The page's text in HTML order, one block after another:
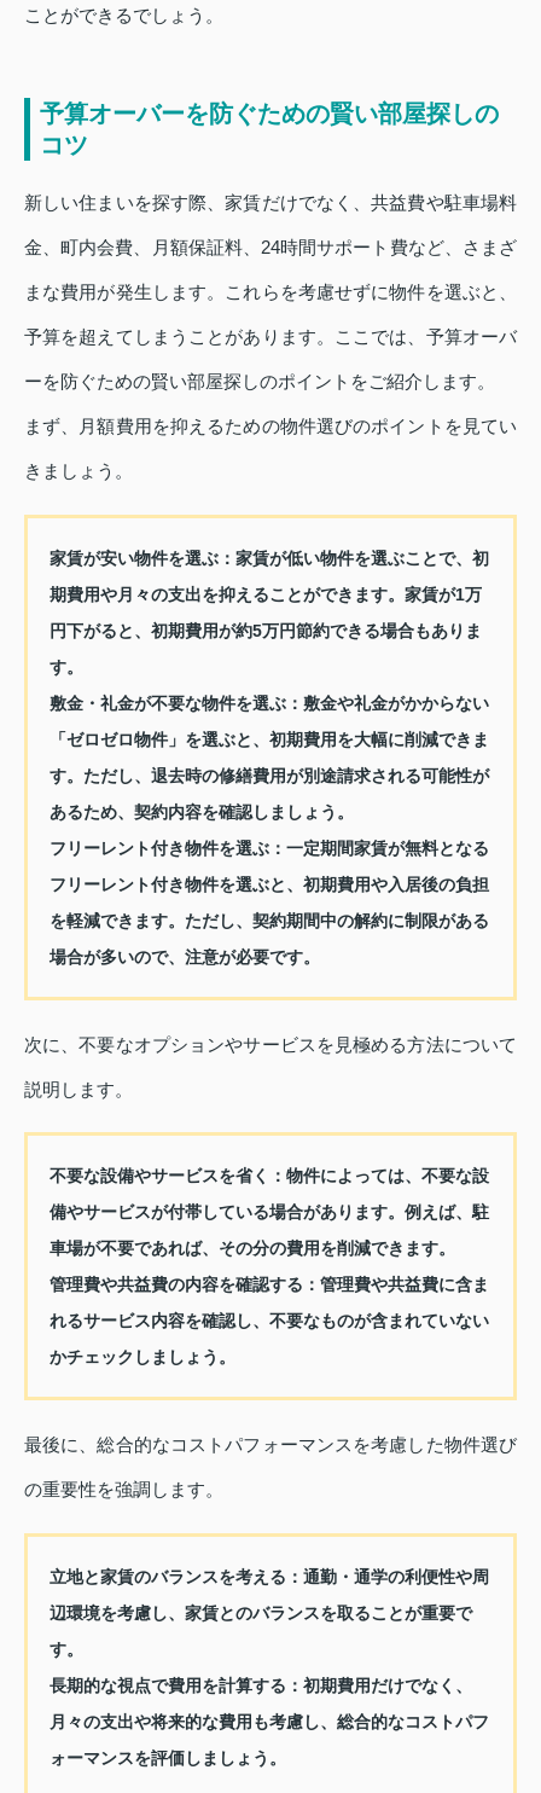
ことができるでしょう。
予算オーバーを防ぐための賢い部屋探しの
コツ
新しい住まいを探す際、家賃だけでなく、共益費や駐車場料
金、町内会費、月額保証料、24時間サポート費など、さまざ
まな費用が発生します。これらを考慮せずに物件を選ぶと、
予算を超えてしまうことがあります。ここでは、予算オーバ
ーを防ぐための賢い部屋探しのポイントをご紹介します。
まず、月額費用を抑えるための物件選びのポイントを見てい
きましょう。
家賃が安い物件を選ぶ：家賃が低い物件を選ぶことで、初
期費用や月々の支出を抑えることができます。家賃が1万
円下がると、初期費用が約5万円節約できる場合もありま
す。
敷金・礼金が不要な物件を選ぶ：敷金や礼金がかからない
「ゼロゼロ物件」を選ぶと、初期費用を大幅に削減できま
す。ただし、退去時の修繕費用が別途請求される可能性が
あるため、契約内容を確認しましょう。
フリーレント付き物件を選ぶ：一定期間家賃が無料となる
フリーレント付き物件を選ぶと、初期費用や入居後の負担
を軽減できます。ただし、契約期間中の解約に制限がある
場合が多いので、注意が必要です。
次に、不要なオプションやサービスを見極める方法について
説明します。
不要な設備やサービスを省く
：物件によっては、不要な設
備やサービスが付帯している場合があります。例えば、駐
車場が不要であれば、その分の費用を削減できます。
管理費や共益費の内容を確認する ：管理費や共益費に含ま
れるサービス内容を確認し、不要なものが含まれていない
かチェックしましょう。
最後に、総合的なコストパフォーマンスを考慮した物件選び
の重要性を強調します。
立地と家賃のバランスを考える ：通勤・通学の利便性や周
辺環境を考慮し、家賃とのバランスを取ることが重要で
す。
長期的な視点で費用を計算する ：初期費用だけでなく、
月々の支出や将来的な費用も考慮し、総合的なコストパフ
ォーマンスを評価しましょう。